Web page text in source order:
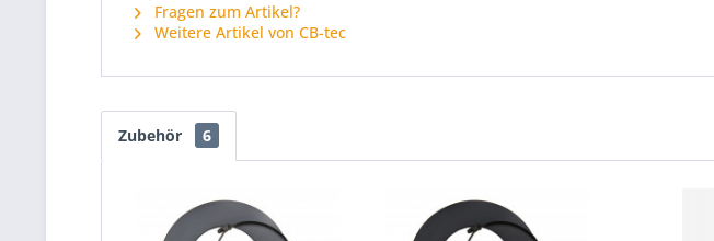
Fragen zum Artikel?
Weitere Artikel von CB-tec
Zubehör 6